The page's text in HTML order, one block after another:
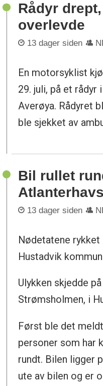
Rådyr
overlevde
13 dager siden
En motorsyklist
29. juli, på et rådyr
Averøya. Rådyret
ble sjekket av
Bil rullet
13 dager siden
Nødetatene
Hustadvik
Ulykken skjedde
Strømsholmen, i
Først ble det
personer som har
rundt. Bilen ligger
ute av bilen og er